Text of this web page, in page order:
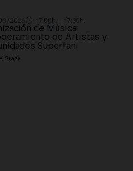
de Música:
de Artistas y
Superfan
Stage